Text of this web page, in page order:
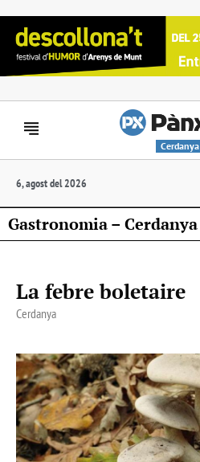
Cerdanya
6, agost del 2026
Gastronomia – Cerdanya
La febre boletaire
Cerdanya